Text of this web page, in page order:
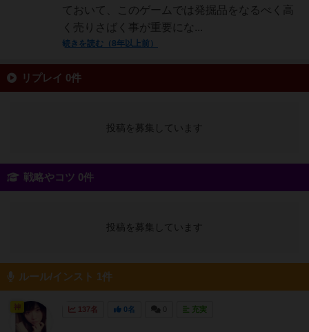
ておいて、このゲームでは発掘品をなるべく高
く売りさばく事が重要にな...
続きを読む（8年以上前）
リプレイ 0件
投稿を募集しています
戦略やコツ 0件
投稿を募集しています
ルール/インスト 1件
137名 0名 充実
神